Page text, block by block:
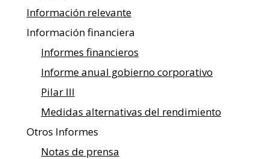
Información relevante
Información financiera
Informes financieros
Informe anual gobierno corporativo
Pilar III
Medidas alternativas del rendimiento
Otros Informes
Notas de prensa